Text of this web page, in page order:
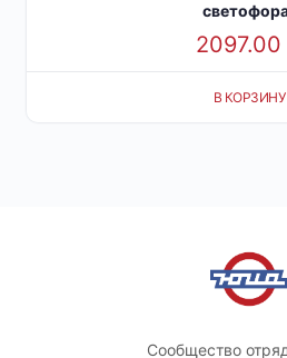
2097.00
В КОРЗИНУ
Сообщество